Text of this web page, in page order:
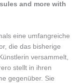
and more with
eine umfangreiche
die das bisherige
versammelt,
stellt in ihren
gegenüber. Sie